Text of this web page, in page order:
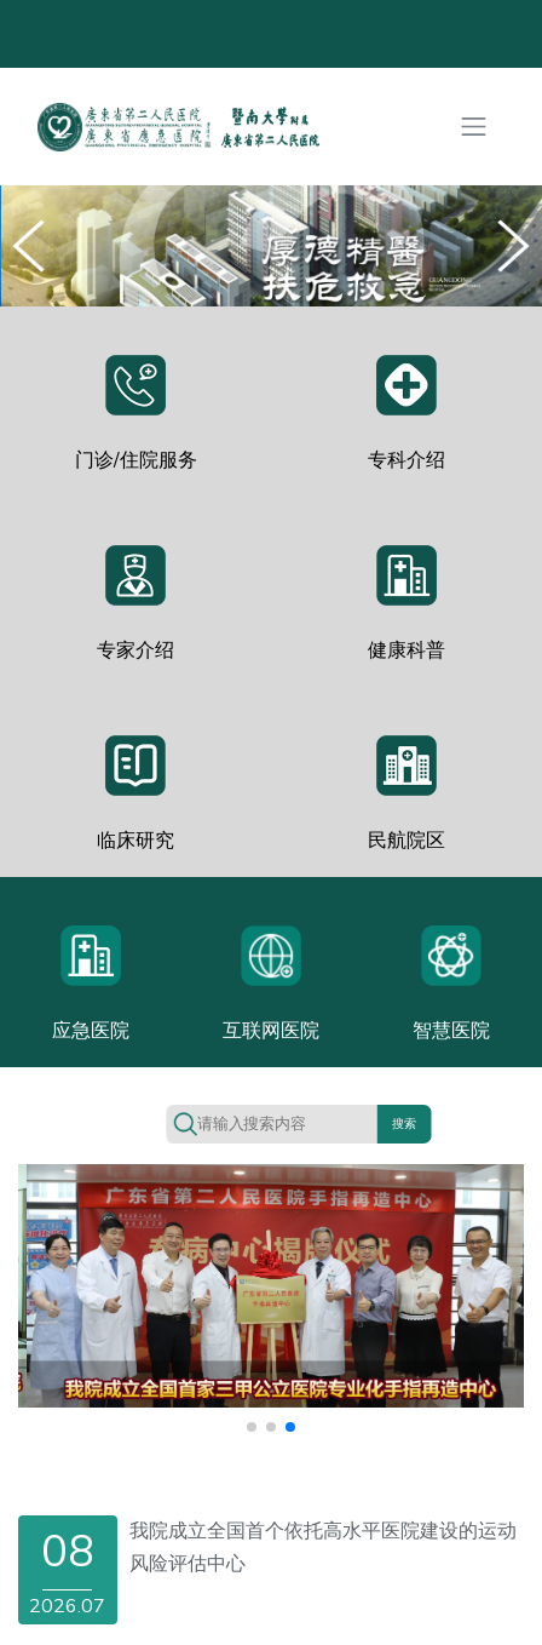
搜索
门诊/住院服务 专科介绍
专家介绍 健康科普
临床研究 民航院区
应急医院 互联网医院 智慧医院
08
2026.07
我院成立全国首个依托高水平医院建设的运动
风险评估中心